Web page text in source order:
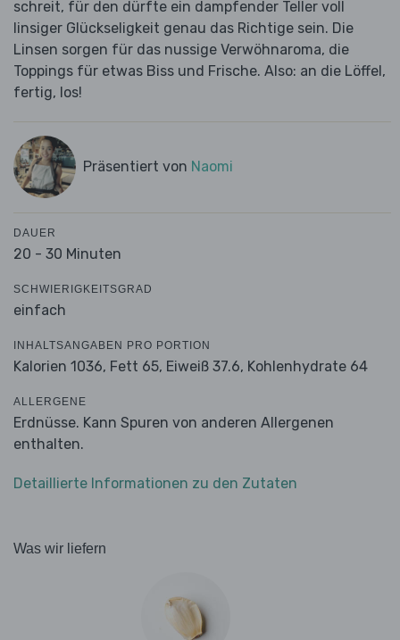
schreit, für den dürfte ein dampfender Teller voll
linsiger Glückseligkeit genau das Richtige sein. Die
Linsen sorgen für das nussige Verwöhnaroma, die
Toppings für etwas Biss und Frische. Also: an die Löffel,
fertig, los!
Präsentiert von Naomi
DAUER
20 - 30 Minuten
SCHWIERIGKEITSGRAD
einfach
INHALTSANGABEN PRO PORTION
Kalorien 1036, Fett 65, Eiweiß 37.6, Kohlenhydrate 64
ALLERGENE
Erdnüsse. Kann Spuren von anderen Allergenen
enthalten.
Detaillierte Informationen zu den Zutaten
Was wir liefern